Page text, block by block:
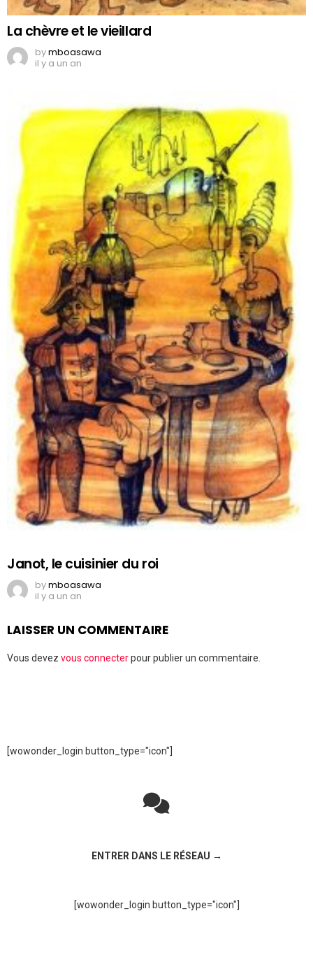
La chèvre et le vieillard
bymboasawa
il y a un an
Janot, le cuisinier du roi
bymboasawa
il y a un an
LAISSER UN COMMENTAIRE
Vous devez vous connecterpour publier un commentaire.
[wowonder_login button_type="icon"]
ENTRER DANS LE RÉSEAU →
[wowonder_login button_type="icon"]